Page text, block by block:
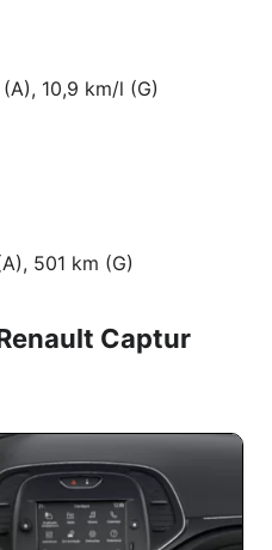
10,9 km/l (G)
501 km (G)
Captur